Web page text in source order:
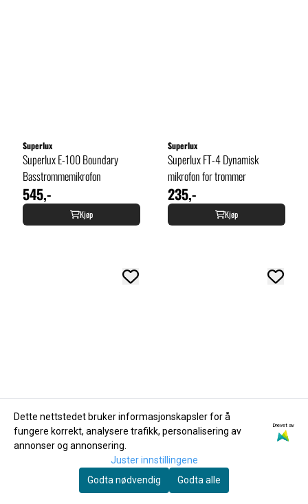
Superlux
Superlux E-100 Boundary
Basstrommemikrofon
545,-
Kjøp
Superlux
Superlux FT-4 Dynamisk
mikrofon for trommer
235,-
Kjøp
Dette nettstedet bruker informasjonskapsler for å
fungere korrekt, analysere trafikk, personalisering av
annonser og annonsering.
Drevet av
Juster innstillingene
Godta nødvendig
Godta alle